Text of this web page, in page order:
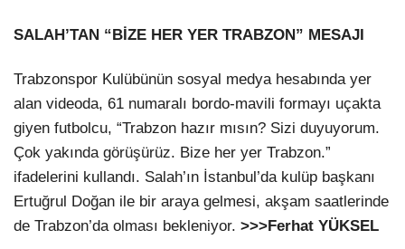
SALAH’TAN “BİZE HER YER TRABZON” MESAJI
Trabzonspor Kulübünün sosyal medya hesabında yer
alan videoda, 61 numaralı bordo-mavili formayı uçakta
giyen futbolcu, “Trabzon hazır mısın? Sizi duyuyorum.
Çok yakında görüşürüz. Bize her yer Trabzon.”
ifadelerini kullandı. Salah’ın İstanbul’da kulüp başkanı
Ertuğrul Doğan ile bir araya gelmesi, akşam saatlerinde
de Trabzon’da olması bekleniyor. >>>Ferhat YÜKSEL